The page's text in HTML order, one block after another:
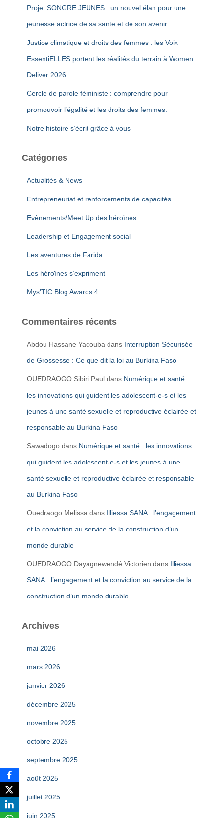
Projet SONGRE JEUNES : un nouvel élan pour une
jeunesse actrice de sa santé et de son avenir
Justice climatique et droits des femmes : les Voix
EssentiELLES portent les réalités du terrain à Women
Deliver 2026
Cercle de parole féministe : comprendre pour
promouvoir l’égalité et les droits des femmes.
Notre histoire s’écrit grâce à vous
Catégories
Actualités & News
Entrepreneuriat et renforcements de capacités
Evènements/Meet Up des héroïnes
Leadership et Engagement social
Les aventures de Farida
Les héroïnes s’expriment
Mys'TIC Blog Awards 4
Commentaires récents
Abdou Hassane Yacouba dans Interruption Sécurisée
de Grossesse : Ce que dit la loi au Burkina Faso
OUEDRAOGO Sibiri Paul dans Numérique et santé :
les innovations qui guident les adolescent-e-s et les
jeunes à une santé sexuelle et reproductive éclairée et
responsable au Burkina Faso
Sawadogo dans Numérique et santé : les innovations
qui guident les adolescent-e-s et les jeunes à une
santé sexuelle et reproductive éclairée et responsable
au Burkina Faso
Ouedraogo Melissa dans Illiessa SANA : l’engagement
et la conviction au service de la construction d’un
monde durable
OUEDRAOGO Dayagnewendé Victorien dans Illiessa
SANA : l’engagement et la conviction au service de la
construction d’un monde durable
Archives
mai 2026
mars 2026
janvier 2026
décembre 2025
novembre 2025
octobre 2025
septembre 2025
août 2025
juillet 2025
juin 2025